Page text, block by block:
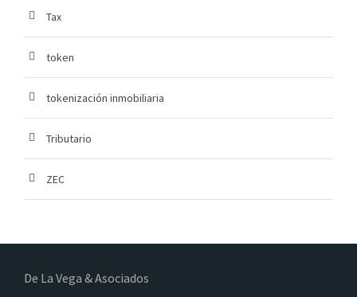
Tax
token
tokenización inmobiliaria
Tributario
ZEC
De La Vega & Asociados